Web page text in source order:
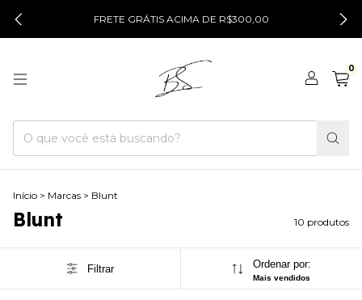
FRETE GRÁTIS ACIMA DE R$300,00
0
Início > Marcas > Blunt
Blunt 10 produtos
Filtrar Ordenar por:
Mais vendidos